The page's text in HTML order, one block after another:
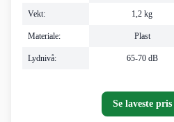
Vekt:
Materiale:
Lydnivå:
1,2 kg
Plast
65-70 dB
Se laveste pris